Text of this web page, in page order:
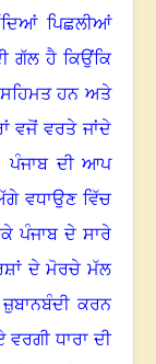
ਪਿਛਲੀਆਂ
ਗੱਲ ਹੈ ਕਿਉਂਕਿ
ਹਨ ਅਤੇ
ਵਜੋਂ ਵਰਤੇ ਜਾਂਦੇ
ਪੰਜਾਬ ਦੀ ਆਪ
ਵਧਾਉਣ ਵਿੱਚ
ਪੰਜਾਬ ਦੇ ਸਾਰੇ
ਦੇ ਮੋਰਚੇ ਮੱਲ
ਕਰਨ
ਵਰਗੀ ਧਾਰਾ ਦੀ